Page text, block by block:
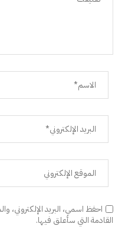
احفظ اسمي، البريد الإلكتروني،
القادمة التي سأعلق فيها.